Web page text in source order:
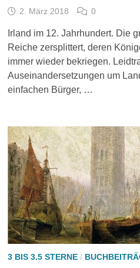
2. März 2018 0
Irland im 12. Jahrhundert. Die
Reiche zersplittert, deren
immer wieder bekriegen.
Auseinandersetzungen um
einfachen Bürger, …
3 BIS 3.5 STERNE/